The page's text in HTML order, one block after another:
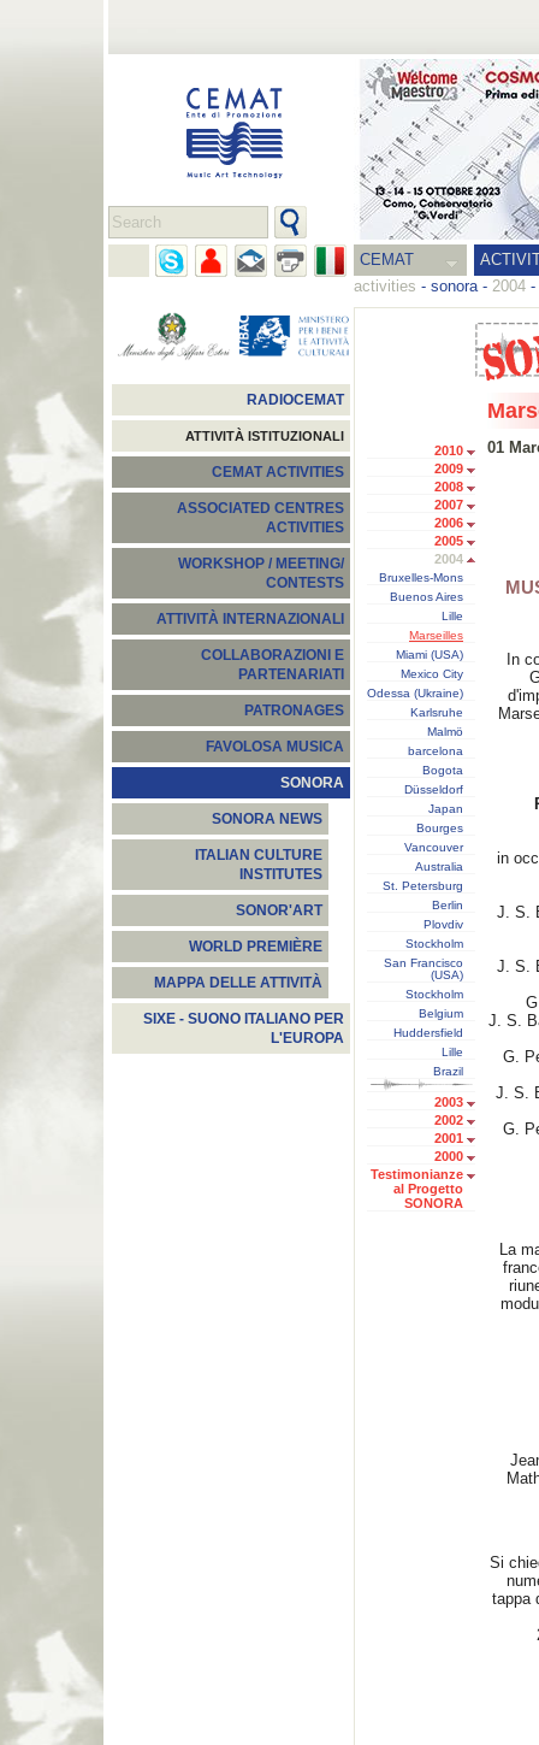
CEMAT
activities - sonora- 2004 -
RADIOCEMAT
ATTIVITÀ ISTITUZIONALI
CEMAT ACTIVITIES
ASSOCIATED CENTRES
ACTIVITIES
WORKSHOP / MEETING/
CONTESTS
ATTIVITÀ INTERNAZIONALI
COLLABORAZIONI E
PARTENARIATI
PATRONAGES
FAVOLOSA MUSICA
SONORA
SONORA NEWS
ITALIAN CULTURE
INSTITUTES
SONOR'ART
WORLD PREMIÈRE
MAPPA DELLE ATTIVITÀ
SIXE - SUONO ITALIANO PER
L'EUROPA
2010
2009
2008
2007
2006
2005
2004
Bruxelles-Mons
Buenos Aires
Lille
Marseilles
Miami (USA)
Mexico City
Odessa (Ukraine)
Karlsruhe
Malmö
barcelona
Bogota
Düsseldorf
Japan
Bourges
Vancouver
Australia
St. Petersburg
Berlin
Plovdiv
Stockholm
San Francisco
(USA)
Stockholm
Belgium
Huddersfield
Lille
Brazil
2003
2002
2001
2000
Testimonianze
al Progetto
SONORA
01
In
in
J. S.
J. S.
J. S.
G.
J. S.
G.
La
Si
tappa